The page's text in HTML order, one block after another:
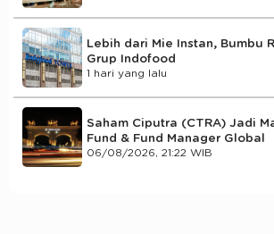
Lebih dari Mie Instan, Bumbu
Grup Indofood
1 hari yang lalu
Saham Ciputra (CTRA) Jadi
Fund & Fund Manager Global
06/08/2026, 21:22 WIB